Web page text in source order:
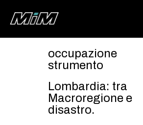
HOME
ABOUT
AREA
occupazione
strumento
Lombardia: tra
Macroregione e
disastro.